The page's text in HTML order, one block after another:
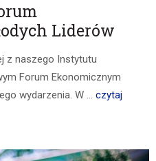
Liderów
z naszego Instytutu
Forum Ekonomicznym
wydarzenia. W ... czytaj